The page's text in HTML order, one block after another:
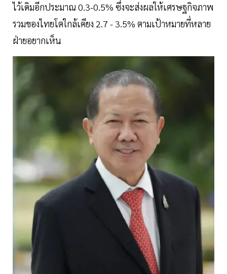
ไว้เดิมอีกประมาณ 0.3-0.5% ซึ่งจะส่งผลให้เศรษฐกิจภาพ
รวมของไทยโตใกล้เคียง 2.7 - 3.5% ตามเป้าหมายที่หลาย
ฝ่ายอยากเห็น